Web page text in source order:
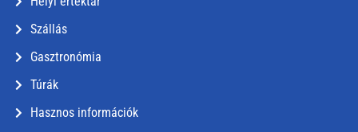
Szállás
Gasztronómia
Túrák
Hasznos információk